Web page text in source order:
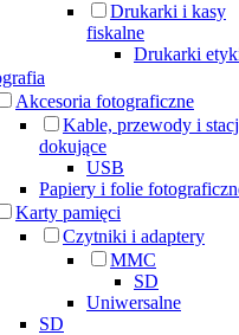
Drukarki i kasy
fiskalne
Drukarki
Akcesoria fotograficzne
Kable, przewody i
dokujące
USB
Papiery i folie
Karty pamięci
Czytniki i adaptery
MMC
SD
Uniwersalne
SD